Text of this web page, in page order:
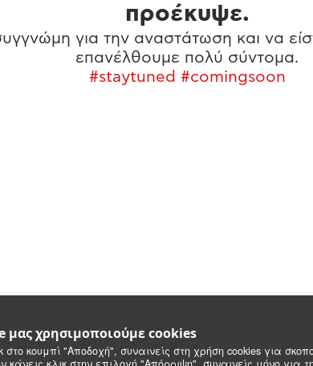
μας χρησιμοποιούμε cookies
στο κουμπί "Αποδοχή", συναινείς στη χρήση cookies για
προέκυψε.
για την αναστάτωση και να
επανέλθουμε πολύ σύντομα.
#staytuned #comingsoon